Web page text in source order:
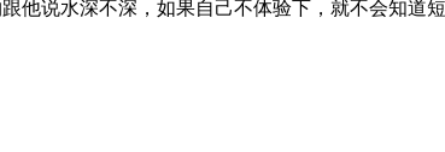
他说水深不深，如果自己不体验下，就不会知道